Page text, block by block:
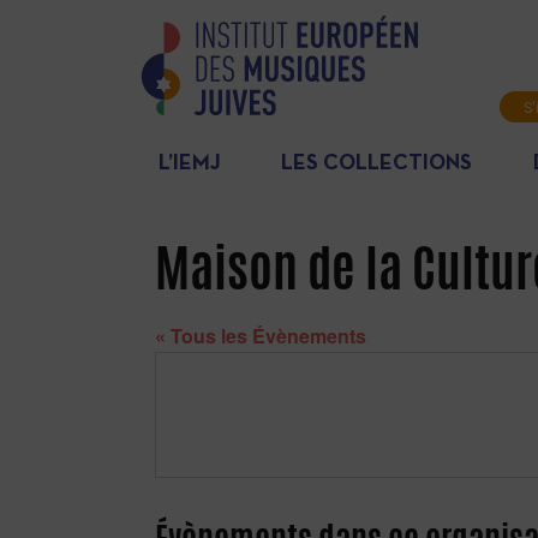
L’IEMJ LES COLLECTIONS
Maison de la
« Tous les Évènements